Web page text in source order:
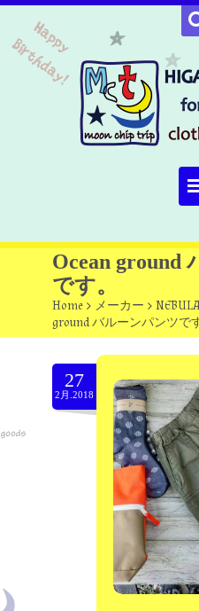
Home
about
Select item
omutucake
moon chip trip
my account
Store
minna kitchen
contact
Ocean ground
です。
Home > メーカー >
ground バルーンパンツです
27
2月.2018